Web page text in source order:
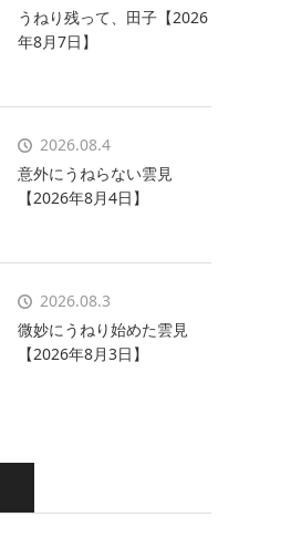
うねり残って、田子【2026
年8月7日】
2026.08.4
意外にうねらない雲見
【2026年8月4日】
2026.08.3
微妙にうねり始めた雲見
【2026年8月3日】